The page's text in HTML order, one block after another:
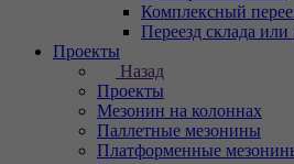
Комплексный
Переезд склада или
Проекты
Назад
Проекты
Мезонин на колоннах
Паллетные мезонины
Платформенные